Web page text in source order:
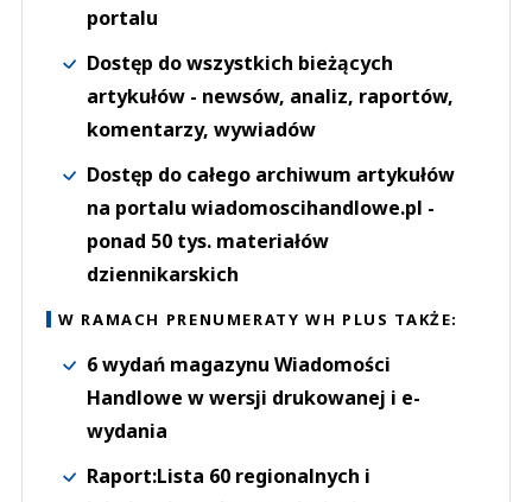
portalu
Dostęp do wszystkich bieżących
artykułów - newsów, analiz, raportów,
komentarzy, wywiadów
Dostęp do całego archiwum artykułów
na portalu wiadomoscihandlowe.pl -
ponad 50 tys. materiałów
dziennikarskich
W RAMACH PRENUMERATY WH PLUS TAKŻE:
6 wydań magazynu Wiadomości
Handlowe w wersji drukowanej i e-
wydania
Raport:Lista 60 regionalnych i